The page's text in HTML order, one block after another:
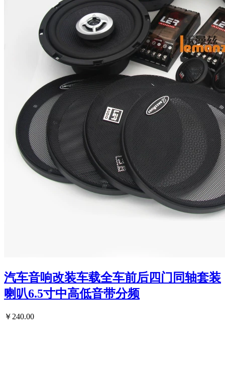
汽车音响改装车载全车前后四门同轴套装
喇叭6.5寸中高低音带分频
￥240.00